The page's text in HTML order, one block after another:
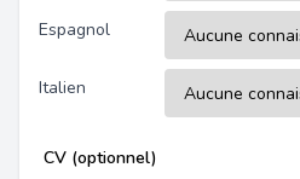
Espagnol
Italien
CV (optionnel)